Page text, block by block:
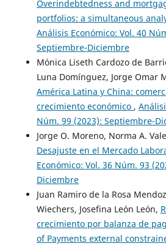
Overindebtedness and
portfolios: a simultaneous
Análisis Económico: Vol. 40
Septiembre-Diciembre
Mónica Liseth Cardozo de
Luna Domínguez, Jorge Omar
América Latina y China:
crecimiento económico ,
Núm. 99 (2023): Septiembre-
Jorge O. Moreno, Norma A.
Desajuste en el Mercado
Económico: Vol. 36 Núm. 93
Diciembre
Juan Ramiro de la Rosa
Wiechers, Josefina León León,
crecimiento por balanza de
of Payments external